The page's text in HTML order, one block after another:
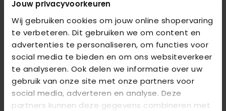
Jouw privacyvoorkeuren
Wij gebruiken cookies om jouw online shopervaring
te verbeteren. Dit gebruiken we om content en
advertenties te personaliseren, om functies voor
social media te bieden en om ons websiteverkeer
te analyseren. Ook delen we informatie over uw
gebruik van onze site met onze partners voor
social media, adverteren en analyse. Deze
partners kunnen deze gegevens combineren met
Probeer de Nino te combineren met een lichte
spijkerbroek of chino voor een relaxte, zomerse look.
Bezoek de site voor meer stijlvolle combinaties.
VRAGEN OVER DIT PRODUCT?
We helpen je graag verder online of in één van onze 6
winkels. Stel je vraag aan deklantenserviceof bezoek
een van onzewinkels.